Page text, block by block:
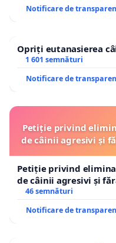
Notificare de
Opriți eutanasierea
1 601 semnături
Notificare de
Petiție privind
de câinii agresivi și
Petiție privind
de câinii agresivi și
46 semnături
Notificare de